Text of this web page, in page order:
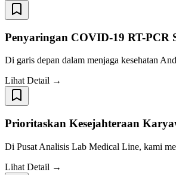
Penyaringan COVID-19 RT-PCR
Di garis depan dalam menjaga kesehatan
Lihat Detail →
Prioritaskan Kesejahteraan
Di Pusat Analisis Lab Medical Line, kami
Lihat Detail →